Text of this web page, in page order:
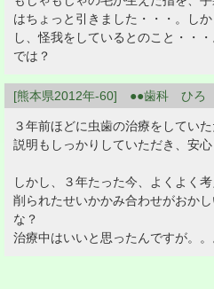
はちょっと引きました・・・。し
し、怪我をしているとのこと・・
では？
[熊本県2012年-60] ●●歯科 ひろ
３年前ほどに虫歯の治療をしていた
説明もしっかりしていただき、安心
しかし、３年たった今、よくよく
削られたせいかかみ合わせがおか
な？
治療中はいいと思ったんですが。。